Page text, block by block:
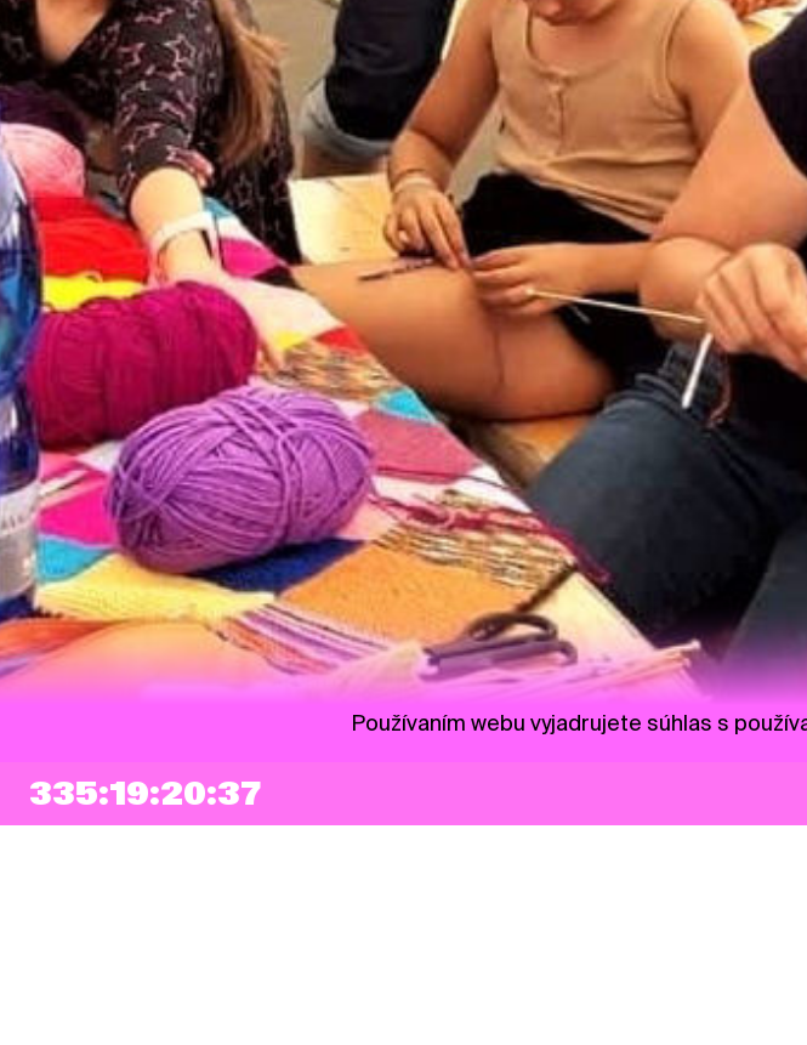
335:19:20:36
Používaním webu vyjadrujete súhlas s